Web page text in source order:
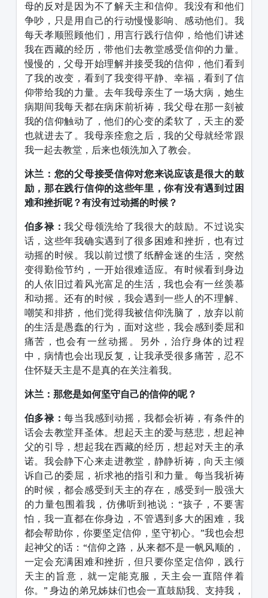
母的反对是因为不了解天主和信仰。我没有和他们
争吵，只是用自己的行动慢慢影响、感动他们。我
每天孝顺照顾他们，用言行践行信仰，给他们讲述
我在西藏的经历，带他们去教堂感受信仰的力量。
慢慢的，父母开始理解并接受我的信仰，他们看到
了我的改变，看到了我变得平静、幸福，看到了信
仰带给我的力量。去年我母亲生了一场大病，她生
病期间我每天都在病床前祈祷，我父母在那一刻被
我的信仰触动了，他们的心变的柔软了，天主的爱
也就进去了。我母亲痊愈之后，我的父母就经常跟
我一起去教堂，后来也领洗加入了教会。
沐兰：您的父母接受信仰对您来说应该是很大的鼓
励，那在践行信仰的这些年里，你有没有遇到过困
难和挫折呢？有没有过动摇的时候？
伯多禄：我父母领洗给了我很大的鼓励。不过说实
话，这些年我确实遇到了很多困难和挫折，也有过
动摇的时候。我以前过惯了纸醉金迷的生活，突然
变得勤俭节约，一开始很难适应。有时候看到身边
的人依旧过着风光富足的生活，我也会有一丝羡慕
和动摇。还有的时候，我会遇到一些人的不理解、
嘲笑和排挤，他们觉得我被信仰洗脑了，放弃以前
的生活是愚蠢的行为，面对这些，我会感到委屈和
痛苦，也会有一丝动摇。另外，治疗身体的过程
中，病情也会出现反复，让我承受很多痛苦，忍不
住怀疑天主是不是真的在关注着我。
沐兰：那您是如何坚守自己的信仰的呢？
伯多禄：每当我感到动摇，我都会祈祷，有条件的
话会去教堂拜圣体。想起天主的爱与慈悲，想起神
父的引导，想起我在西藏的经历，想起对天主的承
诺。我会静下心来走进教堂，静静祈祷，向天主倾
诉自己的委屈，祈求祂的指引和力量。每当我祈祷
的时候，都会感受到天主的存在，感受到一股强大
的力量包围着我，仿佛听到祂说： “孩子，不要害
怕，我一直都在你身边，不管遇到多大的困难，我
都会帮助你，你要坚定信仰，坚守初心。”我也会想
起神父的话： “信仰之路，从来都不是一帆风顺的，
一定会充满困难和挫折，但只要你坚定信仰，践行
天主的旨意，就一定能克服，天主会一直陪伴着
你。 ”身边的弟兄姊妹们也会一直鼓励我、支持我，